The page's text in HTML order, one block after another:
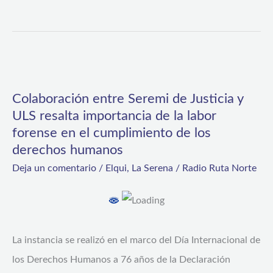
Colaboración entre Seremi de Justicia y
ULS resalta importancia de la labor
forense en el cumplimiento de los
derechos humanos
Deja un comentario / Elqui, La Serena / Radio Ruta Norte
La instancia se realizó en el marco del Día Internacional de
los Derechos Humanos a 76 años de la Declaración
Seremi
Justicia
y
de
la